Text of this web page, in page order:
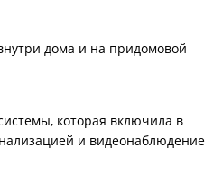
дома и на придомовой
которая включила в
и видеонаблюдение